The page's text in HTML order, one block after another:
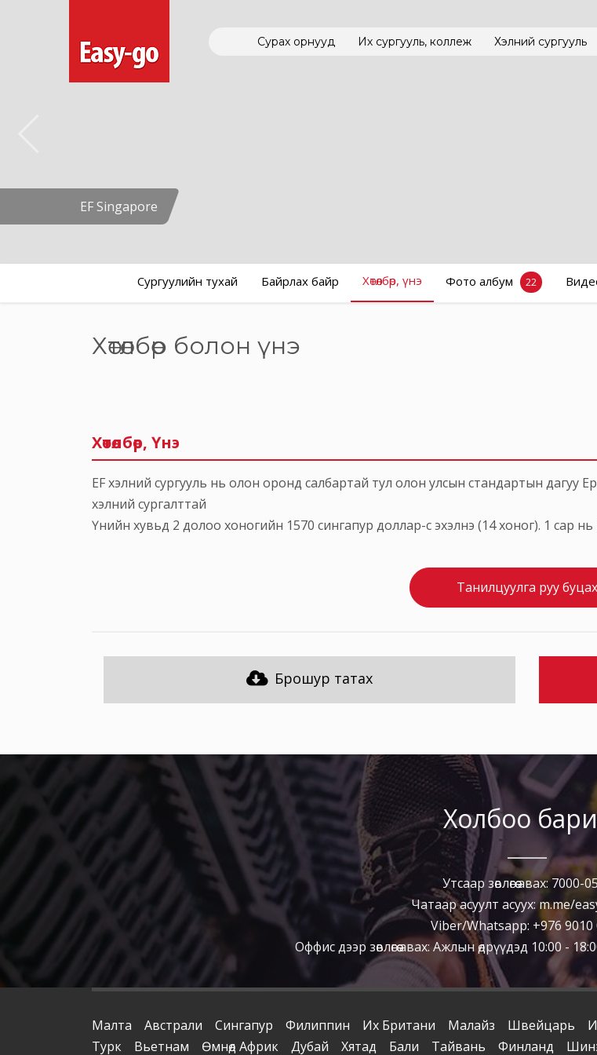
Сурах орнууд Их сургууль, коллеж Хэлний сургууль
EF Singapore
Сургуулийн тухай Байрлах байр Хөтөлбөр, үнэ Фото албум 22
Хөтөлбөр болон үнэ
Хөтөлбөр, Үнэ
EF хэлний сургууль нь олон оронд салбартай тул олон улсын стандартын дагуу
хэлний сургалттай
Үнийн хувьд 2 долоо хоногийн 1570 сингапур доллар-с эхэлнэ (14 хоног). 1 сар
Танилцуулга руу буцах
Брошур татах
Холбоо
Утсаар зөвлөгөө авах: 7000-
Чатаар асуулт асуух: m.me/
Viber/Whatsapp: +976 9010
Оффис дээр зөвлөгөө авах: Ажлын өдрүүдэд 10:00 -
Малта Австрали Сингапур Филиппин Их Британи Малайз Швейцарь
Турк
Вьетнам Өмнөд Африк Дубай Хятад Бали Тайвань Финланд